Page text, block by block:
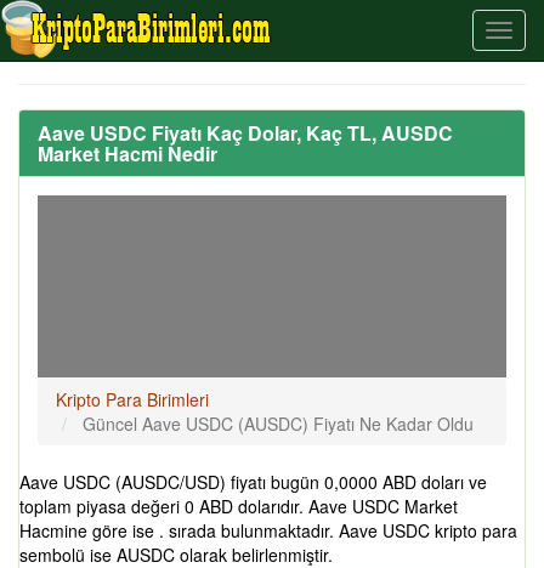
Aave USDC Fiyatı Kaç Dolar, Kaç TL, AUSDC
Market Hacmi Nedir
Kripto Para Birimleri
Güncel Aave USDC (AUSDC) Fiyatı Ne Kadar Oldu
Aave USDC (AUSDC/USD) fiyatı bugün 0,0000 ABD doları ve
toplam piyasa değeri 0 ABD dolarıdır. Aave USDC Market
Hacmine göre ise . sırada bulunmaktadır. Aave USDC kripto para
sembolü ise AUSDC olarak belirlenmiştir.